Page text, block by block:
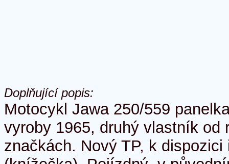
Doplňující popis:
Motocykl Jawa 250/559
vyroby 1965, druhý vlastník od
značkách. Nový TP, k dispozici